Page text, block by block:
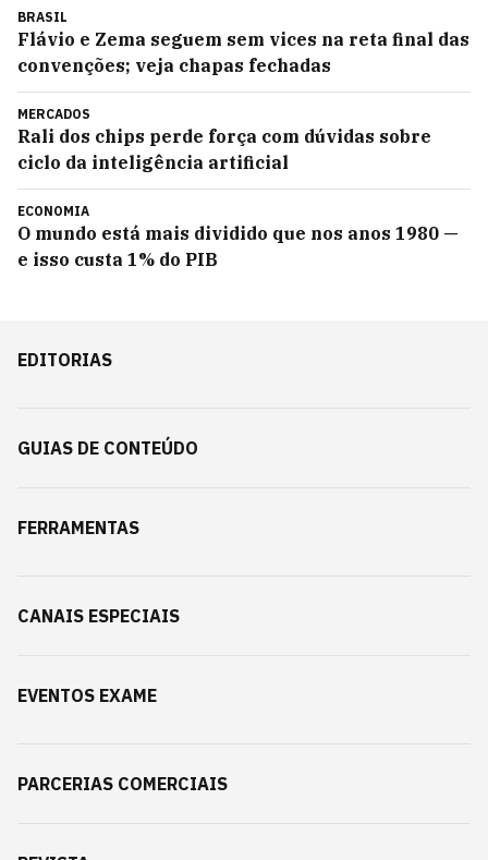
BRASIL
Flávio e Zema seguem sem vices na reta final das
convenções; veja chapas fechadas
MERCADOS
Rali dos chips perde força com dúvidas sobre
ciclo da inteligência artificial
ECONOMIA
O mundo está mais dividido que nos anos 1980 —
e isso custa 1% do PIB
EDITORIAS
GUIAS DE CONTEÚDO
FERRAMENTAS
CANAIS ESPECIAIS
EVENTOS EXAME
PARCERIAS COMERCIAIS